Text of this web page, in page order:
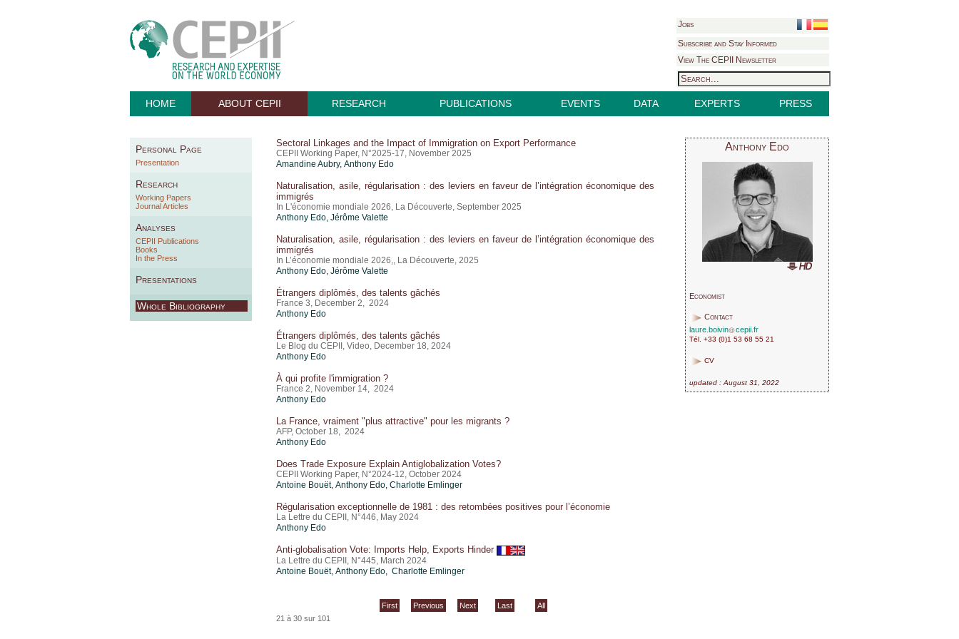
Jobs
Subscribe and Stay Informed
View The CEPII Newsletter
HOME ABOUT CEPII RESEARCH PUBLICATIONS EVENTS DATA EXPERTS PRESS
Personal Page
Presentation
Research
Working Papers
Journal Articles
Analyses
CEPII Publications
Books
In the Press
Presentations
Whole Bibliography
Anthony Edo
Economist
Contact
laure.boivin
cepii.fr
Tél. +33 (0)1 53 68 55 21
CV
updated : August 31, 2022
Sectoral Linkages and the Impact of Immigration on Export Performance
CEPII Working Paper, N°2025-17, November 2025
Amandine Aubry, Anthony Edo
Naturalisation, asile, régularisation : des leviers en faveur de l’intégration économique des
immigrés
In L'économie mondiale 2026, La Découverte, September 2025
Anthony Edo, Jérôme Valette
Naturalisation, asile, régularisation : des leviers en faveur de l’intégration économique des
immigrés
In L’économie mondiale 2026,, La Découverte, 2025
Anthony Edo, Jérôme Valette
Étrangers diplômés, des talents gâchés
France 3, December 2, 2024
Anthony Edo
Étrangers diplômés, des talents gâchés
Le Blog du CEPII, Video, December 18, 2024
Anthony Edo
À qui profite l'immigration ?
France 2, November 14, 2024
Anthony Edo
La France, vraiment "plus attractive" pour les migrants ?
AFP, October 18, 2024
Anthony Edo
Does Trade Exposure Explain Antiglobalization Votes?
CEPII Working Paper, N°2024-12, October 2024
Antoine Bouët, Anthony Edo, Charlotte Emlinger
Régularisation exceptionnelle de 1981 : des retombées positives pour l’économie
La Lettre du CEPII, N°446, May 2024
Anthony Edo
Anti-globalisation Vote: Imports Help, Exports Hinder
La Lettre du CEPII, N°445, March 2024
Antoine Bouët, Anthony Edo , Charlotte Emlinger
First Previous Next Last
All
21 à 30 sur 101